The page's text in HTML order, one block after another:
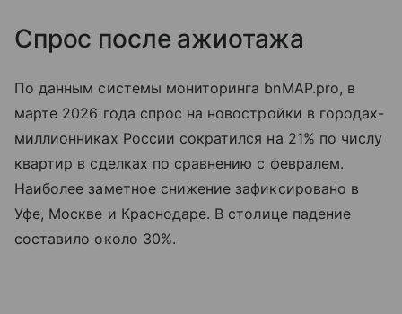
Спрос после ажиотажа
По данным системы мониторинга bnMAP.pro, в
марте 2026 года спрос на новостройки в городах-
миллионниках России сократился на 21% по числу
квартир в сделках по сравнению с февралем.
Наиболее заметное снижение зафиксировано в
Уфе, Москве и Краснодаре. В столице падение
составило около 30%.